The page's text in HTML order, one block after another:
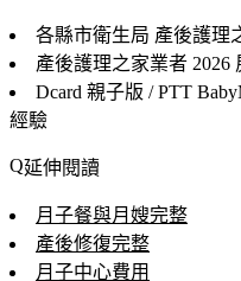
各縣市衛生局 產後護理
產後護理之家業者 2026
Dcard 親子版 / PTT
經驗
延伸閱讀
月子餐與月嫂完整
產後修復完整
月子中心費用